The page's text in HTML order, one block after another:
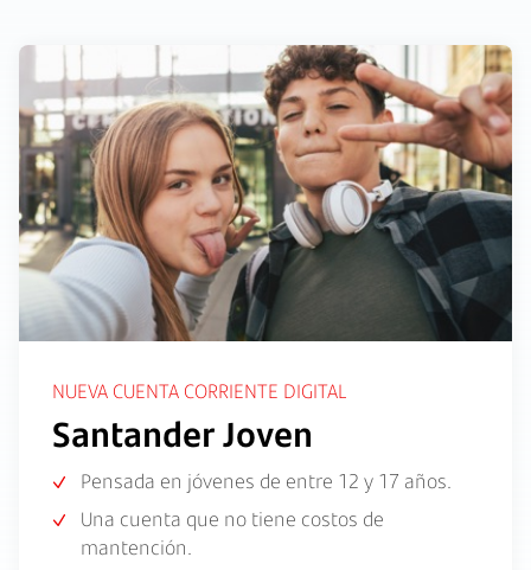
NUEVA CUENTA CORRIENTE DIGITAL
Santander Joven
Pensada en jóvenes de entre 12 y 17 años.
Una cuenta que no tiene costos de
mantención.